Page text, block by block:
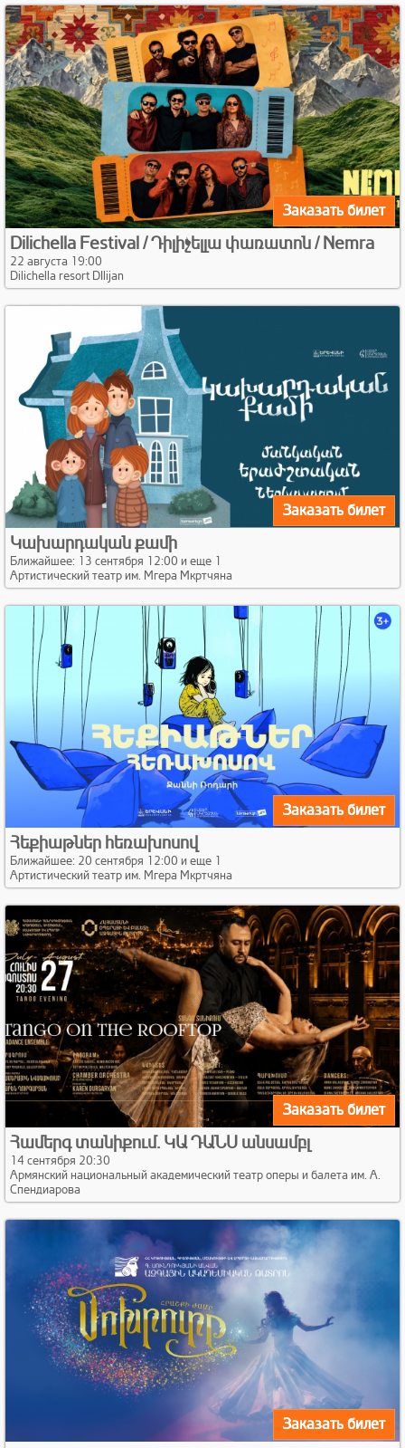
Заказать билет
Dilichella Festival / Դիլիչելլա փառատոն / Nemra
22 августа 19:00
Dilichella resort DIlijan
Заказать билет
Կախարդական քամի
Ближайшее: 13 сентября 12:00 и еще 1
Артистический театр им. Мгера Мкртчяна
Заказать билет
Հեքիաթներ հեռախոսով
Ближайшее: 20 сентября 12:00 и еще 1
Артистический театр им. Мгера Мкртчяна
Заказать билет
Համերգ տանիքում. ԿԱ ԴԱՆՍ անսամբլ
14 сентября 20:30
Армянский национальный академический театр оперы и балета им. А.
Спендиарова
Заказать билет